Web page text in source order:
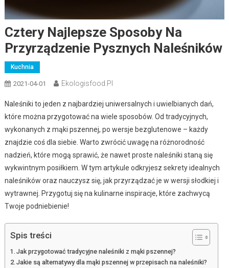
Cztery Najlepsze Sposoby Na
Przyrządzenie Pysznych Naleśników
Kuchnia
2021-04-01 Ekologisfood.pl
Naleśniki to jeden z najbardziej uniwersalnych i uwielbianych dań,
które można przygotować na wiele sposobów. Od tradycyjnych,
wykonanych z mąki pszennej, po wersje bezglutenowe – każdy
znajdzie coś dla siebie. Warto zwrócić uwagę na różnorodność
nadzień, które mogą sprawić, że nawet proste naleśniki staną się
wykwintnym posiłkiem. W tym artykule odkryjesz sekrety idealnych
naleśników oraz nauczysz się, jak przyrządzać je w wersji słodkiej i
wytrawnej. Przygotuj się na kulinarne inspiracje, które zachwycą
Twoje podniebienie!
Spis treści
Jak przygotować tradycyjne naleśniki z mąki pszennej?
Jakie są alternatywy dla mąki pszennej w przepisach na naleśniki?